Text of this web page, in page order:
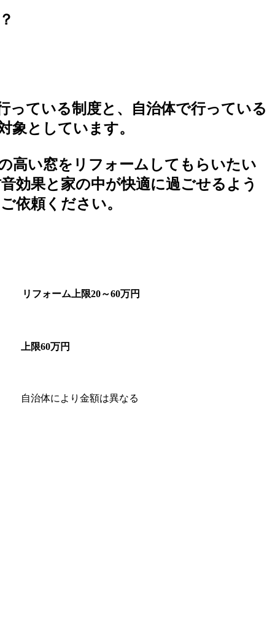
っている制度と、自治体で行っている
象としています。
高い窓をリフォームしてもらいたい
効果と家の中が快適に過ごせるよう
依頼ください。
リフォーム上限20～60万円
上限60万円
自治体により金額は異なる